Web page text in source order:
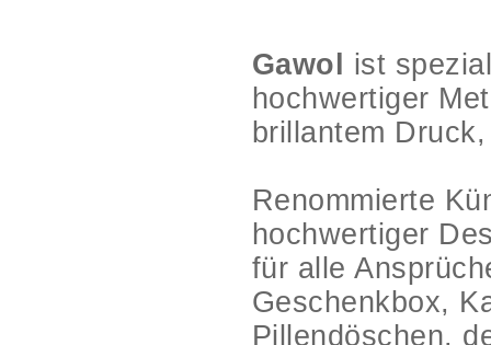
Gawol
ist
hochwertiger
brillantem
Renommierte
hochwertiger
für alle
Geschenkbox,
Pillendöschen,